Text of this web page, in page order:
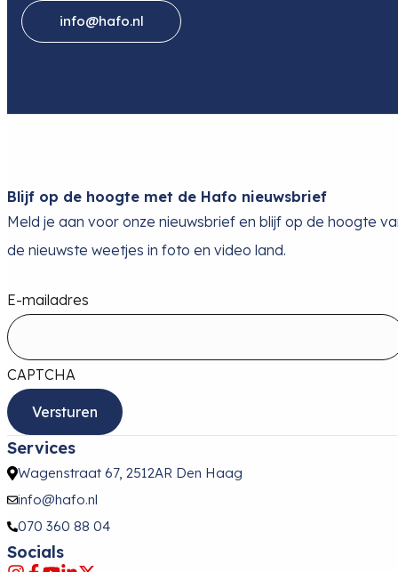
info@hafo.nl
Blijf op de hoogte met de Hafo nieuwsbrief
Meld je aan voor onze nieuwsbrief en blijf op de hoogte
de nieuwste weetjes in foto en video land.
E-mailadres
CAPTCHA
Services
Wagenstraat 67, 2512AR Den Haag
info@hafo.nl
070 360 88 04
Socials